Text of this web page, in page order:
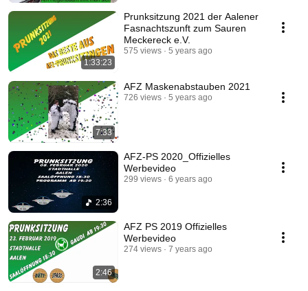
1:33:23
Prunksitzung 2021 der Aalener
Fasnachtszunft zum Sauren
Meckereck e.V.
575 views 5 years ago
7:33
AFZ Maskenabstauben 2021
726 views 5 years ago
2:36
AFZ-PS 2020_Offizielles
Werbevideo
299 views 6 years ago
2:46
AFZ PS 2019 Offizielles
Werbevideo
274 views 7 years ago